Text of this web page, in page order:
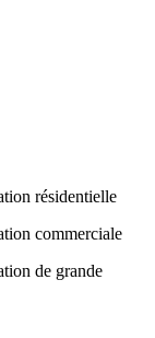
résidentielle
commerciale
de grande